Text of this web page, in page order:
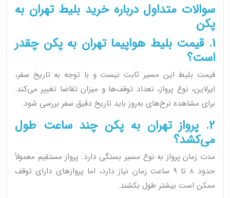
سوالات متداول درباره خرید بلیط تهران به
پکن
1. قیمت بلیط هواپیما تهران به پکن چقدر
است؟
قیمت بلیط این مسیر ثابت نیست و با توجه به تاریخ سفر،
ایرلاین، نوع پرواز، تعداد توقف‌ها و میزان تقاضا تغییر می‌کند.
برای مشاهده نرخ‌های به‌روز باید تاریخ دقیق سفر بررسی شود.
2. پرواز تهران به پکن چند ساعت طول
می‌کشد؟
مدت زمان پرواز به نوع مسیر بستگی دارد. پرواز مستقیم معمولاً
حدود 8 تا 9 ساعت زمان نیاز دارد، اما پروازهای دارای توقف
ممکن است بیشتر طول بکشند.